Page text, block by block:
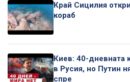
Край Сицилия
кораб
Киев: 40-дневната
в Русия, но Путин
спре